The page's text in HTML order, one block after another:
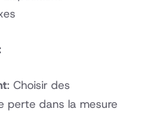
: Choisir des
perte dans la mesure